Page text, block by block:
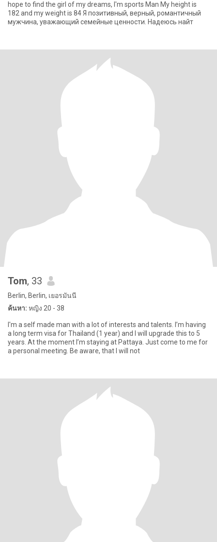
hope to find the girl of my dreams, I'm sports Man My height is
182 and my weight is 84 Я позитивный, верный, романтичный
мужчина, уважающий семейные ценности. Надеюсь найт
Tom, 33
Berlin, Berlin, เยอรมันนี
ค้นหา: หญิง 20 - 38
I'm a self made man with a lot of interests and talents. I’m having
a long term visa for Thailand (1 year) and I will upgrade this to 5
years. At the moment I’m staying at Pattaya. Just come to me for
a personal meeting. Be aware, that I will not